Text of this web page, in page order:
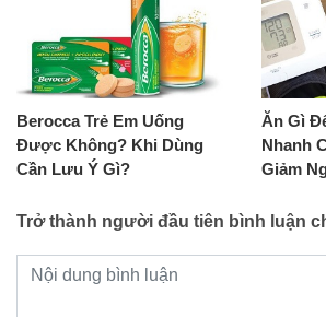
Berocca Trẻ Em Uống
Được Không? Khi Dùng
Cần Lưu Ý Gì?
Ăn Gì
Nhanh
Giảm
Trở thành người đầu tiên bình luận